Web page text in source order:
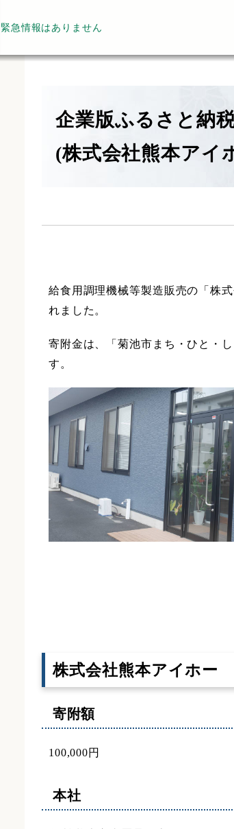
緊急情報はありません
企業版ふるさと納
(株式会社熊本アイ
給食用調理機械等製造販売の「株
れました。
寄附金は、「菊池市まち・ひと・
す。
株式会社熊本アイホー
寄附額
100,000円
本社